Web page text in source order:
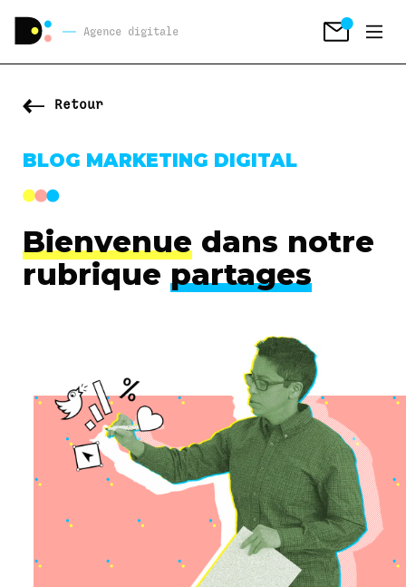
Agence digitale
Retour
BLOG MARKETING DIGITAL
Bienvenue dans notre
rubrique partages